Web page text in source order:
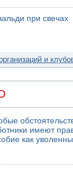
врезался в
состоянии
при свечах
и
имеют
как